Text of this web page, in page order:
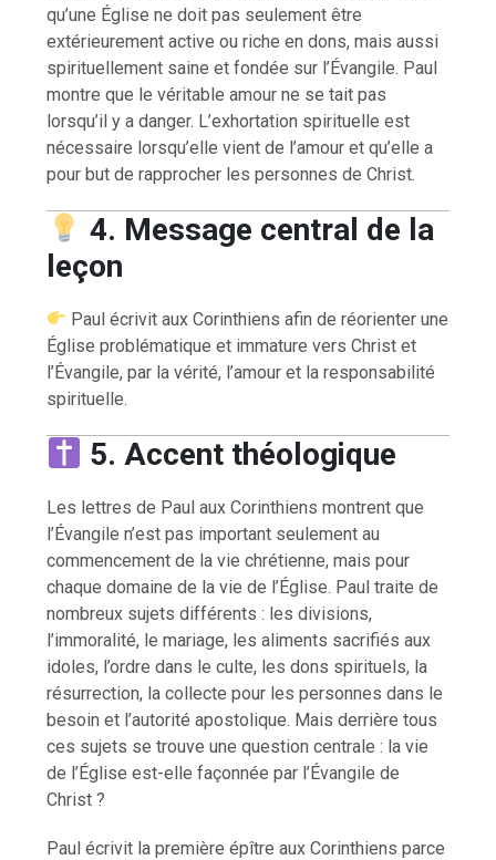
qu’une Église ne doit pas seulement être
extérieurement active ou riche en dons, mais aussi
spirituellement saine et fondée sur l’Évangile. Paul
montre que le véritable amour ne se tait pas
lorsqu’il y a danger. L’exhortation spirituelle est
nécessaire lorsqu’elle vient de l’amour et qu’elle a
pour but de rapprocher les personnes de Christ.
4. Message central de la
leçon
Paul écrivit aux Corinthiens afin de réorienter une
Église problématique et immature vers Christ et
l’Évangile, par la vérité, l’amour et la responsabilité
spirituelle.
5. Accent théologique
Les lettres de Paul aux Corinthiens montrent que
l’Évangile n’est pas important seulement au
commencement de la vie chrétienne, mais pour
chaque domaine de la vie de l’Église. Paul traite de
nombreux sujets différents : les divisions,
l’immoralité, le mariage, les aliments sacrifiés aux
idoles, l’ordre dans le culte, les dons spirituels, la
résurrection, la collecte pour les personnes dans le
besoin et l’autorité apostolique. Mais derrière tous
ces sujets se trouve une question centrale : la vie
de l’Église est-elle façonnée par l’Évangile de
Christ ?
Paul écrivit la première épître aux Corinthiens parce